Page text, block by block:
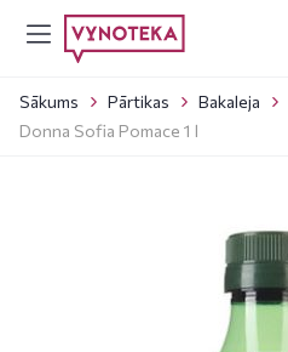
Sākums Pārtikas Bakaleja
Donna Sofia Pomace 1 l